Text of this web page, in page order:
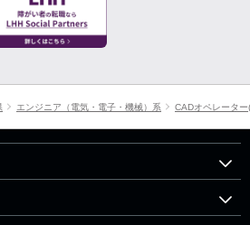
エンジニア（電気・電子・機械）系 CADオペレータ